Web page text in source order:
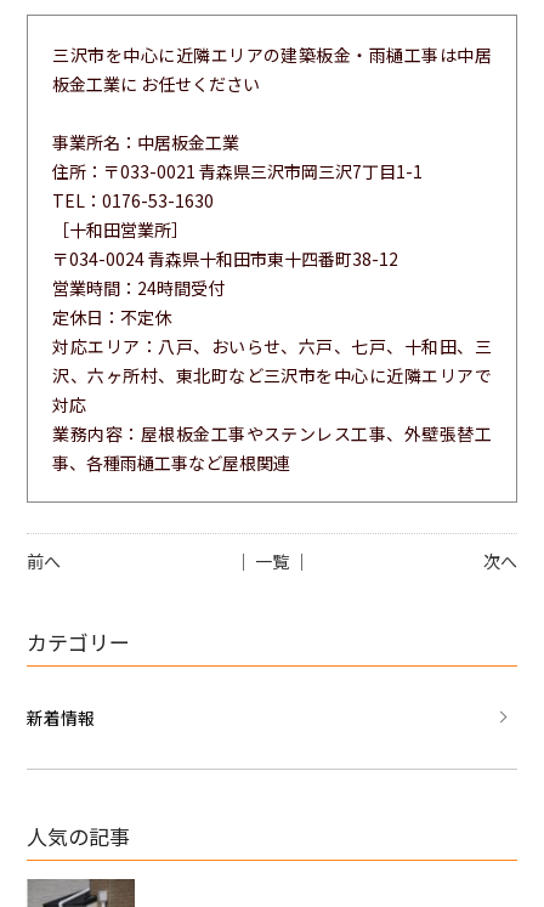
三沢市を中心に近隣エリアの建築板金・雨樋工事は中居
板金工業に お任せください
事業所名：中居板金工業
住所：〒033-0021 青森県三沢市岡三沢7丁目1-1
TEL：0176-53-1630
［十和田営業所］
〒034-0024 青森県十和田市東十四番町38-12
営業時間：24時間受付
定休日：不定休
対応エリア：八戸、おいらせ、六戸、七戸、十和田、三
沢、六ヶ所村、東北町など三沢市を中心に近隣エリアで
対応
業務内容：屋根板金工事やステンレス工事、外壁張替工
事、各種雨樋工事など屋根関連
前へ 次へ
│ 一覧 │
カテゴリー
新着情報
人気の記事